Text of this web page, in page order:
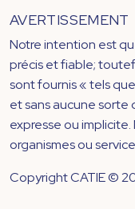
AVERTISSEMENT
Notre intention est
précis et fiable;
sont fournis « tels
et sans aucune
expresse ou
organismes ou
Copyright CATIE ©